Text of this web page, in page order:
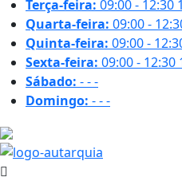
Terça-feira: 09:00 - 12:30
Quarta-feira: 09:00 -
Quinta-feira: 09:00 -
Sexta-feira: 09:00 - 12:30
Sábado: ---
Domingo: ---